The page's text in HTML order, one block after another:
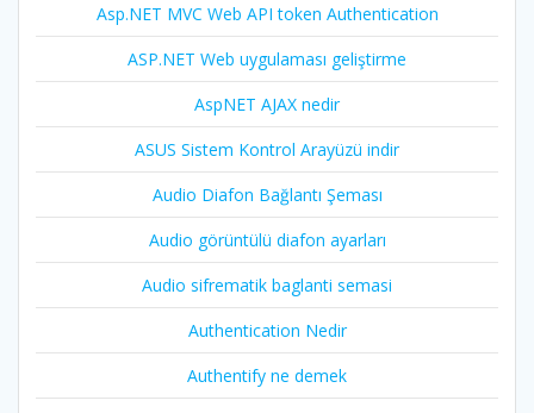
Asp.NET MVC Web API token Authentication
ASP.NET Web uygulaması geliştirme
AspNET AJAX nedir
ASUS Sistem Kontrol Arayüzü indir
Audio Diafon Bağlantı Şeması
Audio görüntülü diafon ayarları
Audio sifrematik baglanti semasi
Authentication Nedir
Authentify ne demek